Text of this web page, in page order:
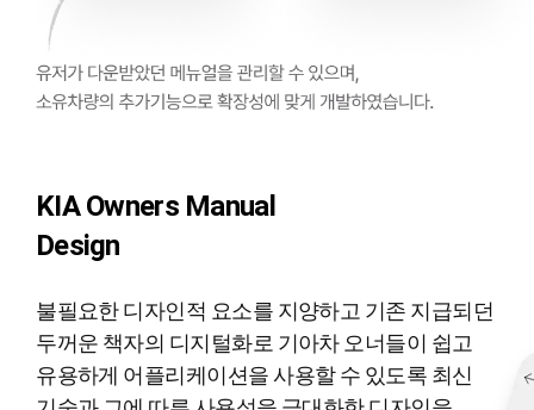
KIA Owners Manual
Design
불필요한 디자인적 요소를 지양하고 기존 지급되던
두꺼운 책자의 디지털화로 기아차 오너들이 쉽고
유용하게 어플리케이션을 사용할 수 있도록 최신